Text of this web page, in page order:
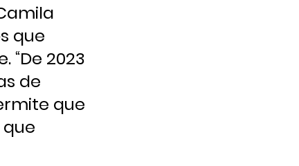
que
2023
de
que